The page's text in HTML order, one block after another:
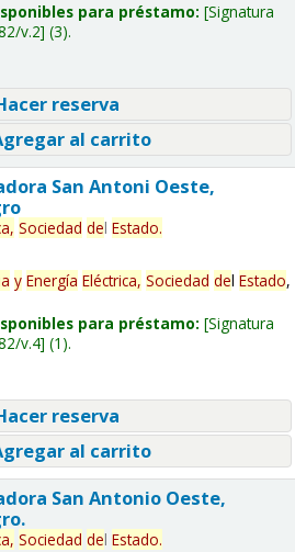
para préstamo: Signatura
v.2 (3).
reserva
al carrito
San Antoni Oeste,
Sociedad del Estado.
y Energía Eléctrica, Sociedad del Estado,
para préstamo: Signatura
v.4 (1).
reserva
al carrito
San Antonio Oeste,
Sociedad del Estado.